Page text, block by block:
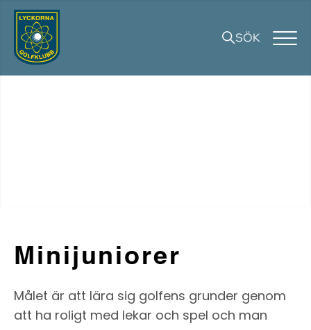
SÖK
Minijuniorer
Målet är att lära sig golfens grunder genom
att ha roligt med lekar och spel och man